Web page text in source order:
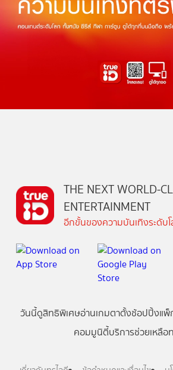
THE NEXT WORLD-
ENTERTAINMENT
อีกขั้นของความบันเทิงระดับ
วันนี้ดูสิทธิพิเศษอ่านเกมตาตั้งช้อปปิ้งแพ็
คอมมูนิตี้บริการช่วยเหลือ